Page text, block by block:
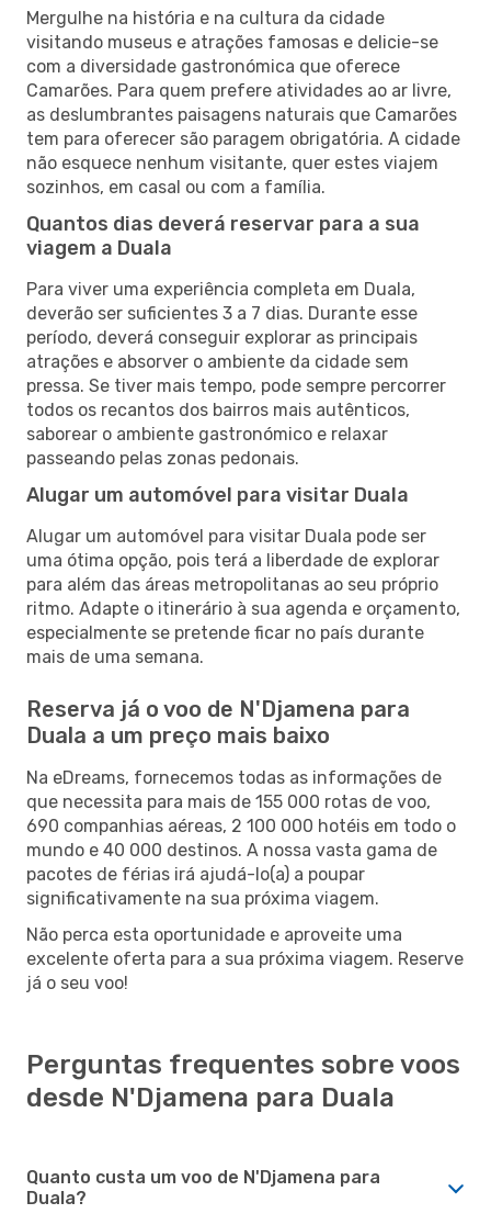
Mergulhe na história e na cultura da cidade
visitando museus e atrações famosas e delicie-se
com a diversidade gastronómica que oferece
Camarões. Para quem prefere atividades ao ar livre,
as deslumbrantes paisagens naturais que Camarões
tem para oferecer são paragem obrigatória. A cidade
não esquece nenhum visitante, quer estes viajem
sozinhos, em casal ou com a família.
Quantos dias deverá reservar para a sua
viagem a Duala
Para viver uma experiência completa em Duala,
deverão ser suficientes 3 a 7 dias. Durante esse
período, deverá conseguir explorar as principais
atrações e absorver o ambiente da cidade sem
pressa. Se tiver mais tempo, pode sempre percorrer
todos os recantos dos bairros mais autênticos,
saborear o ambiente gastronómico e relaxar
passeando pelas zonas pedonais.
Alugar um automóvel para visitar Duala
Alugar um automóvel para visitar Duala pode ser
uma ótima opção, pois terá a liberdade de explorar
para além das áreas metropolitanas ao seu próprio
ritmo. Adapte o itinerário à sua agenda e orçamento,
especialmente se pretende ficar no país durante
mais de uma semana.
Reserva já o voo de N'Djamena para
Duala a um preço mais baixo
Na eDreams, fornecemos todas as informações de
que necessita para mais de 155 000 rotas de voo,
690 companhias aéreas, 2 100 000 hotéis em todo o
mundo e 40 000 destinos. A nossa vasta gama de
pacotes de férias irá ajudá-lo(a) a poupar
significativamente na sua próxima viagem.
Não perca esta oportunidade e aproveite uma
excelente oferta para a sua próxima viagem. Reserve
já o seu voo!
Perguntas frequentes sobre voos
desde N'Djamena para Duala
Quanto custa um voo de N'Djamena para
Duala?